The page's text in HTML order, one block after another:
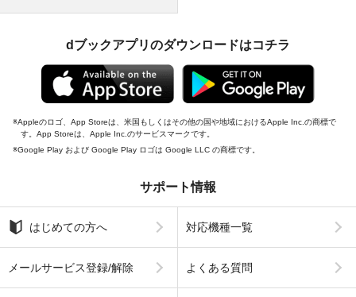
dブックアプリのダウンロードはコチラ
Appleのロゴ、App Storeは、米国もしくはその他の国や地域におけるApple Inc.の商標で
す。App Storeは、Apple Inc.のサービスマークです。
Google Play および Google Play ロゴは Google LLC の商標です。
サポート情報
はじめての方へ 対応機種一覧
メールサービス登録/解除 よくある質問